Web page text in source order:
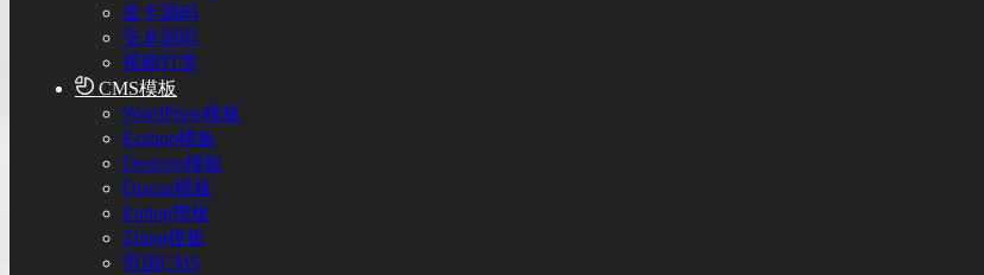
发卡源码
安卓源码
视频打赏
CMS模板
WordPress模板
Ecshop模板
Destoon模板
Discuz模板
Emlog模板
Zblog模板
帝国CMS